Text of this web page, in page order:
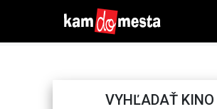
VYHĽADAŤ KINO